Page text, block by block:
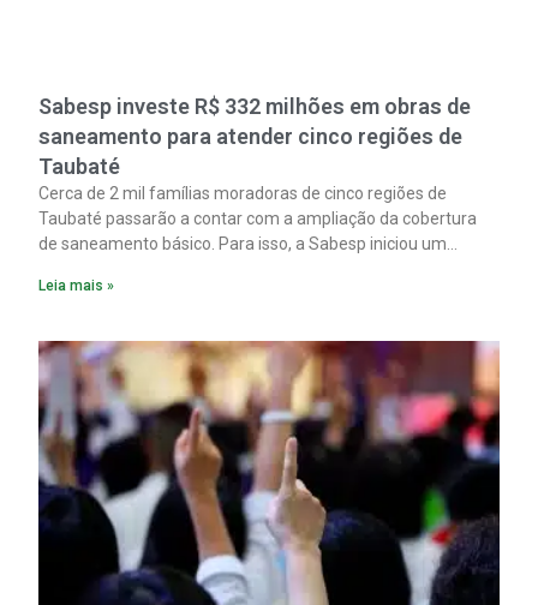
Sabesp investe R$ 332 milhões em obras de
saneamento para atender cinco regiões de
Taubaté
Cerca de 2 mil famílias moradoras de cinco regiões de
Taubaté passarão a contar com a ampliação da cobertura
de saneamento básico. Para isso, a Sabesp iniciou um
milhões.
Leia mais »